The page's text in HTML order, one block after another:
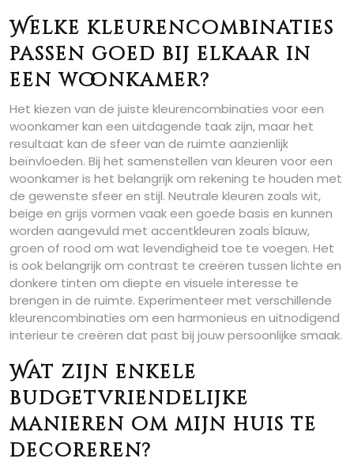
Welke kleurencombinaties
passen goed bij elkaar in
een woonkamer?
Het kiezen van de juiste kleurencombinaties voor een
woonkamer kan een uitdagende taak zijn, maar het
resultaat kan de sfeer van de ruimte aanzienlijk
beïnvloeden. Bij het samenstellen van kleuren voor een
woonkamer is het belangrijk om rekening te houden met
de gewenste sfeer en stijl. Neutrale kleuren zoals wit,
beige en grijs vormen vaak een goede basis en kunnen
worden aangevuld met accentkleuren zoals blauw,
groen of rood om wat levendigheid toe te voegen. Het
is ook belangrijk om contrast te creëren tussen lichte en
donkere tinten om diepte en visuele interesse te
brengen in de ruimte. Experimenteer met verschillende
kleurencombinaties om een harmonieus en uitnodigend
interieur te creëren dat past bij jouw persoonlijke smaak.
Wat zijn enkele
budgetvriendelijke
manieren om mijn huis te
decoreren?